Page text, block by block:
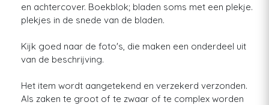
en achtercover. Boekblok; bladen soms met een plekje.
plekjes in de snede van de bladen.
Kijk goed naar de foto's, die maken een onderdeel uit
van de beschrijving.
Het item wordt aangetekend en verzekerd verzonden.
Als zaken te groot of te zwaar of te complex worden